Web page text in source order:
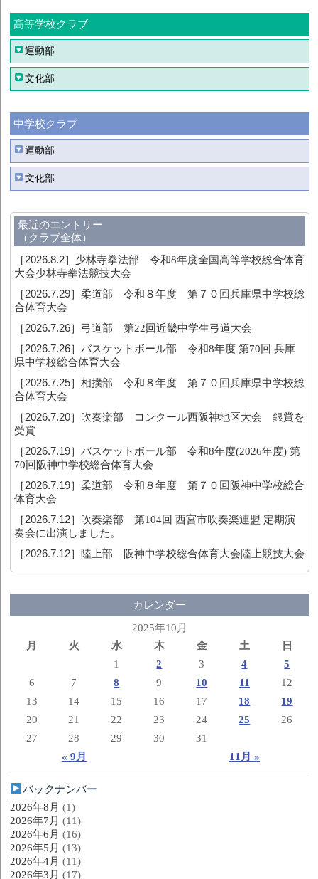
高等学校クラブ
運動部
文化部
中学校クラブ
運動部
文化部
最近のエントリー
（クラブ全体）
［2026.8.2］ 少林寺拳法部 令和8年度全国高等学校総合体育
大会少林寺拳法競技大会
［2026.7.29］柔道部 令和８年度 第７０回兵庫県中学校総
合体育大会
［2026.7.26］ 弓道部 第22回近畿中学生弓道大会
［2026.7.26］バスケットボール部 令和8年度 第70回 兵庫
県中学校総合体育大会
［2026.7.25］相撲部 令和８年度 第７０回兵庫県中学校総
合体育大会
［2026.7.20］ 吹奏楽部 コンクール西阪神地区大会 銀賞を
受賞
［2026.7.19］バスケットボール部 令和8年度(2026年度) 第
70回阪神中学校総合体育大会
［2026.7.19］柔道部 令和８年度 第７０回阪神中学校総合
体育大会
［2026.7.12］ 吹奏楽部 第104回 西宮市吹奏楽連盟 定期演
奏会に出演しました。
［2026.7.12］ 陸上部 阪神中学校総合体育大会陸上競技大会
カレンダー
2025年10月
月
火 水 木 金 土 日
« 9月 11月 »
1 2 3 4
5
6
7 8 9 10 11
12
13
14 15 16 17 18
19
20
21 22 23 24 25
26
27
28 29 30 31
バックナンバー
2026年8月 (1)
2026年7月 (11)
2026年6月 (16)
2026年5月 (13)
2026年4月 (11)
2026年3月 (17)